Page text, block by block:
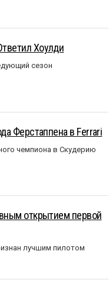
Хоулди
сезон
Ферстаппена в Ferrari
чемпиона в Скудерию
открытием первой
лучшим пилотом